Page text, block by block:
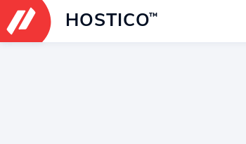
HOSTICO™